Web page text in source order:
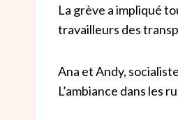
La grève a impliqué
travailleurs des
Ana et Andy,
L’ambiance dans les